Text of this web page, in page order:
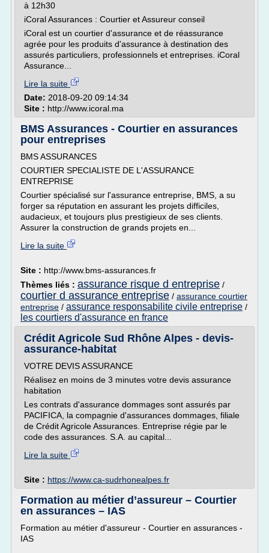
à 12h30
iCoral Assurances : Courtier et Assureur conseil
iCoral est un courtier d'assurance et de réassurance
agrée pour les produits d'assurance à destination des
assurés particuliers, professionnels et entreprises. iCoral
Assurance...
Lire la suite
Date: 2018-09-20 09:14:34
Site : http://www.icoral.ma
BMS Assurances - Courtier en assurances
pour entreprises
BMS ASSURANCES
COURTIER SPECIALISTE DE L'ASSURANCE
ENTREPRISE
Courtier spécialisé sur l'assurance entreprise, BMS, a su
forger sa réputation en assurant les projets difficiles,
audacieux, et toujours plus prestigieux de ses clients.
Assurer la construction de grands projets en...
Lire la suite
Site : http://www.bms-assurances.fr
Thèmes liés : assurance risque d entreprise /
courtier d assurance entreprise / assurance courtier
entreprise / assurance responsabilite civile entreprise /
les courtiers d'assurance en france
Crédit Agricole Sud Rhône Alpes - devis-
assurance-habitat
VOTRE DEVIS ASSURANCE
Réalisez en moins de 3 minutes votre devis assurance
habitation
Les contrats d'assurance dommages sont assurés par
PACIFICA, la compagnie d'assurances dommages, filiale
de Crédit Agricole Assurances. Entreprise régie par le
code des assurances. S.A. au capital...
Lire la suite
Site : https://www.ca-sudrhonealpes.fr
Formation au métier d’assureur – Courtier
en assurances – IAS
Formation au métier d'assureur - Courtier en assurances -
IAS